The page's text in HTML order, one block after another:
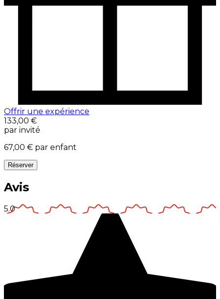
Offrir une expérience
133,00 €
par invité
67,00 € par enfant
Réserver
Avis
5.0